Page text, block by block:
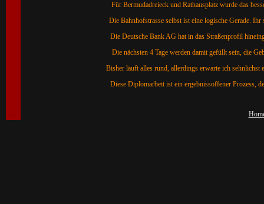
Für Bermudadreieck und Rathausplatz wurde das
Die Bahnhofstrasse selbst ist eine logische Gerade.
Die Deutsche Bank AG hat in das Straßenprofil
Die nächsten 4 Tage werden damit gefüllt sein, die
Bisher läuft alles rund, allerdings erwarte ich
Diese Diplomarbeit ist ein ergebnissoffener Prozess,